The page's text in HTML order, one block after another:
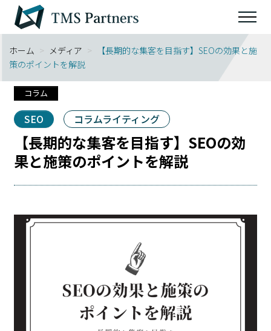
ホーム > メディア >
【長期的な集客を目指す】SEOの効果と施
策のポイントを解説
コラム
SEO コラムライティング
【長期的な集客を目指す】SEOの効
果と施策のポイントを解説